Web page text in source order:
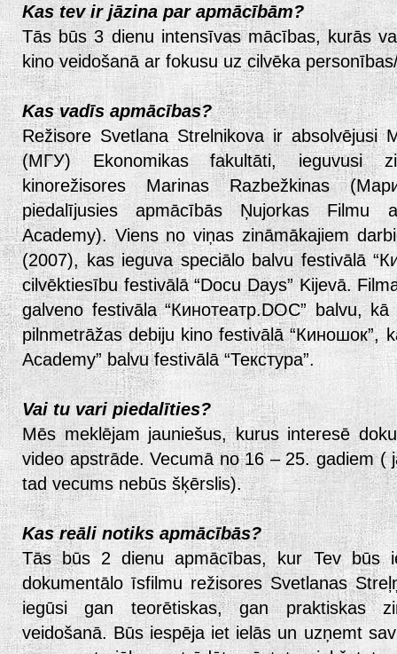
Kas tev ir jāzina par apmācībām?
Tās būs 3 dienu intensīvas mācības, kurās
kino veidošanā ar fokusu uz cilvēka
Kas vadīs apmācības?
Režisore Svetlana Strelnikova ir absolvējusi
(МГУ) Ekonomikas fakultāti, ieguvusi
kinorežisores Marinas Razbežkinas
piedalījusies apmācībās Ņujorkas Filmu
Academy). Viens no viņas zināmākajiem
(2007), kas ieguva speciālo balvu festivālā
cilvēktiesību festivālā “Docu Days” Kijevā.
galveno festivāla “Кинотеатр.DOC” balvu,
pilnmetrāžas debiju kino festivālā “Киношок”,
Academy” balvu festivālā “Текстура”.
Vai tu vari piedalīties?
Mēs meklējam jauniešus, kurus interesē
video apstrāde. Vecumā no 16 – 25. gadiem (
tad vecums nebūs šķērslis).
Kas reāli notiks apmācībās?
Tās būs 2 dienu apmācības, kur Tev būs
dokumentālo īsfilmu režisores Svetlanas
iegūsi gan teorētiskas, gan praktiskas
veidošanā. Būs iespēja iet ielās un uzņemt